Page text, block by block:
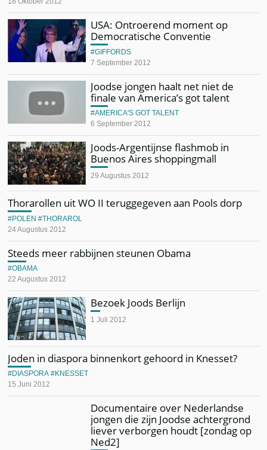
USA: Ontroerend moment op
Democratische Conventie
7 September 2012
GIFFORDS
Joodse jongen haalt net niet de
finale van America’s got talent
6 September 2012
AMERICA'S GOT TALENT
Joods-Argentijnse flashmob in
Buenos Aires shoppingmall
29 Augustus 2012
Thorarollen uit WO II teruggegeven aan Pools dorp
24 Augustus 2012
POLEN THORAROL
Steeds meer rabbijnen steunen Obama
22 Augustus 2012
OBAMA
Bezoek Joods Berlijn
1 Juli 2012
Joden in diaspora binnenkort gehoord in Knesset?
15 Juni 2012
DIASPORA KNESSET
Documentaire over Nederlandse
jongen die zijn Joodse achtergrond
liever verborgen houdt [zondag op
Ned2]